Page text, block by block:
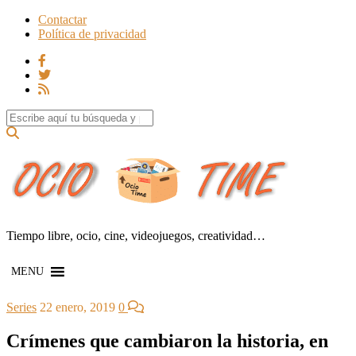
Contactar
Política de privacidad
Search for:
Tiempo libre, ocio, cine, videojuegos, creatividad…
MENU
Series 22 enero, 2019 0
Crímenes que cambiaron la historia, en